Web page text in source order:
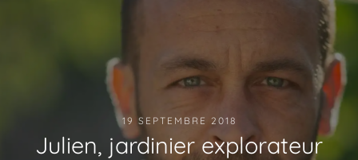
19 SEPTEMBRE 2018
Julien, jardinier explorateur